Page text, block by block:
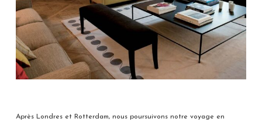
Après Londres et Rotterdam, nous poursuivons notre voyage en